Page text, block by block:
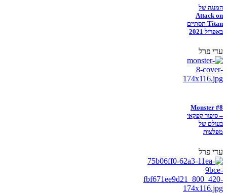
המנגה של
Attack on
Titan תסתיים
באפריל 2021
עדי פרל
Monster #8
– סיפור קפקאי
בעולם של
מפלצות
עדי פרל